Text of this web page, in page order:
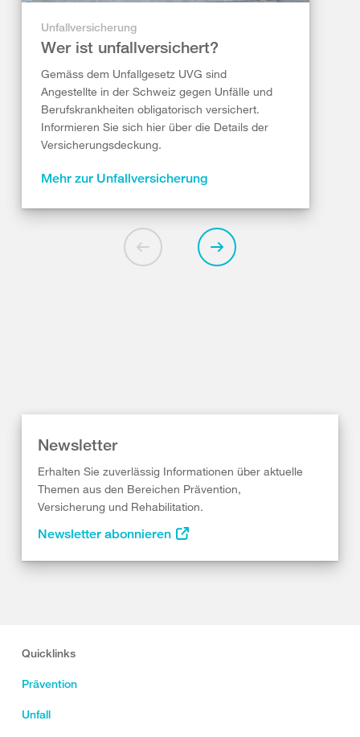
Unfallversicherung
Wer ist unfallversichert?
Gemäss dem Unfallgesetz UVG sind
Angestellte in der Schweiz gegen Unfälle und
Berufskrankheiten obligatorisch versichert.
Informieren Sie sich hier über die Details der
Versicherungsdeckung.
Mehr zur Unfallversicherung
Newsletter
Erhalten Sie zuverlässig Informationen über aktuelle
Themen aus den Bereichen Prävention,
Versicherung und Rehabilitation.
Newsletter abonnieren
Quicklinks
Prävention
Unfall